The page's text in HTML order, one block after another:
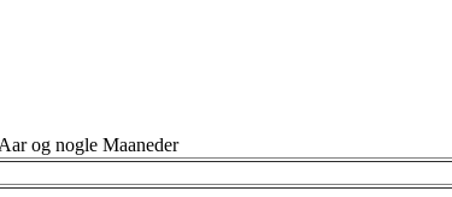
og nogle Maaneder